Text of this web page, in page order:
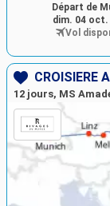
Départ de
dim. 04 oct.
Vol
12 jours, MS